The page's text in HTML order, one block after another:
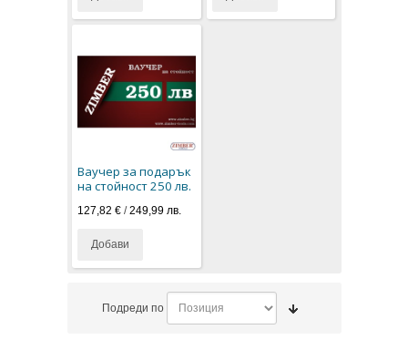
Ваучер за подарък
на стойност 250 лв.
127,82 € /249,99 лв.
Добави
Подреди по